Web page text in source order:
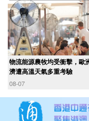
物流能源農牧均受衝擊，歐
濟遭高溫天氣多重考驗
08-07